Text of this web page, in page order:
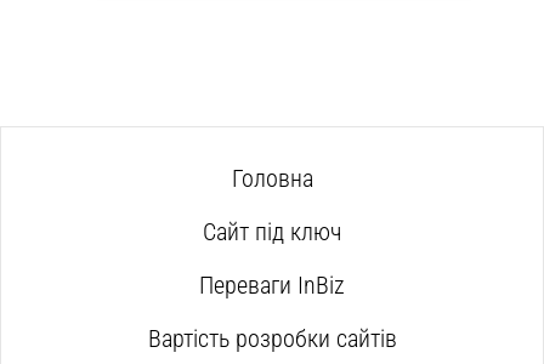
Головна
Сайт під ключ
Переваги InBiz
Вартість розробки сайтів